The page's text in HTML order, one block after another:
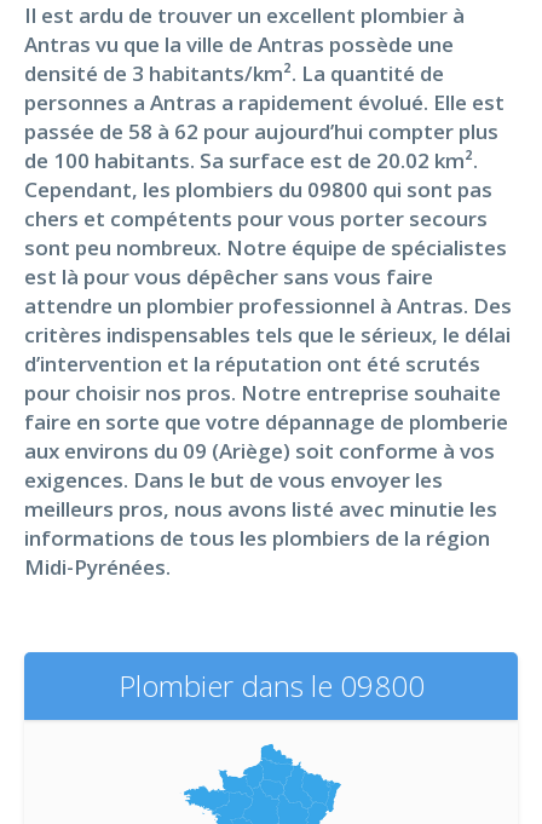
Il est ardu de trouver un excellent plombier à
Antras vu que la ville de Antras possède une
densité de 3 habitants/km². La quantité de
personnes a Antras a rapidement évolué. Elle est
passée de 58 à 62 pour aujourd’hui compter plus
de 100 habitants. Sa surface est de 20.02 km².
Cependant, les plombiers du 09800 qui sont pas
chers et compétents pour vous porter secours
sont peu nombreux. Notre équipe de spécialistes
est là pour vous dépêcher sans vous faire
attendre un plombier professionnel à Antras. Des
critères indispensables tels que le sérieux, le délai
d’intervention et la réputation ont été scrutés
pour choisir nos pros. Notre entreprise souhaite
faire en sorte que votre dépannage de plomberie
aux environs du 09 (Ariège) soit conforme à vos
exigences. Dans le but de vous envoyer les
meilleurs pros, nous avons listé avec minutie les
informations de tous les plombiers de la région
Midi-Pyrénées.
Plombier dans le 09800